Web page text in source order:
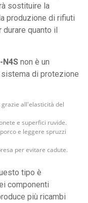
sostituire la
produzione di rifiuti
quanto il
N4S non è un
di protezione
all'elasticità del
e superfici ruvide.
e leggere spruzzi
per evitare cadute.
tipo è
componenti
più ricambi